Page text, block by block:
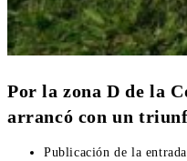
Por la zona D de la
arrancó con un
Publicación de la